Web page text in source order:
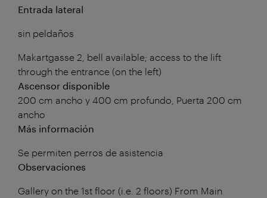
Entrada lateral
sin peldaños
Makartgasse 2, bell available; access to the lift
through the entrance (on the left)
Ascensor disponible
200 cm ancho y 400 cm profundo, Puerta 200 cm
ancho
Más información
Se permiten perros de asistencia
Observaciones
Gallery on the 1st floor (i.e. 2 floors) From Main